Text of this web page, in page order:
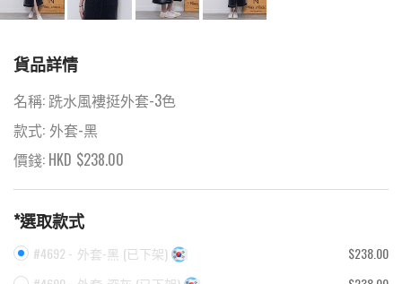
貨品詳情
名稱: 跣水風褸挺外套-3色
款式: 外套-黑
價錢: HKD $238.00
*選取款式
#4692 - 外套-黑 (已下架)
$238.00